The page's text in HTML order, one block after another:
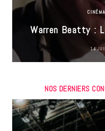
Warren Beatty :
14
NOS DERNIERS